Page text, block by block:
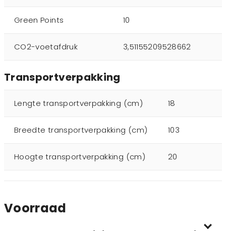
Green Points 10
CO2-voetafdruk 3,51155209528662
Transportverpakking
Lengte transportverpakking (cm) 18
Breedte transportverpakking (cm) 103
Hoogte transportverpakking (cm) 20
Voorraad